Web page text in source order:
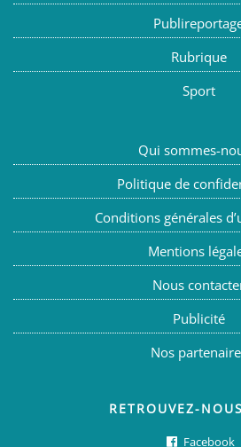
Rubrique
Sport
Qui sommes-
Politique de
Conditions générales
Mentions
Nous
Publicité
Nos
RETROUVEZ-
Facebook